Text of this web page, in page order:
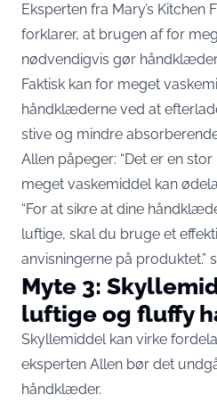
Eksperten fra Mary’s Kitchen
forklarer, at brugen af for
nødvendigvis gør
Faktisk kan for meget
håndklæderne ved at
stive og mindre
Allen påpeger: “Det er en
meget vaskemiddel kan
“For at sikre at dine
luftige, skal du bruge et
anvisningerne på produktet.”
Myte 3:
luftige og fluffy
Skyllemiddel kan virke
eksperten Allen bør det
håndklæder.